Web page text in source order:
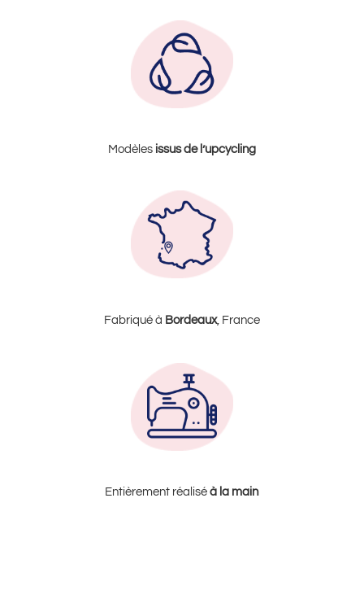
Modèles issus de l’upcycling
Fabriqué à Bordeaux, France
Entièrement réaliséà la main